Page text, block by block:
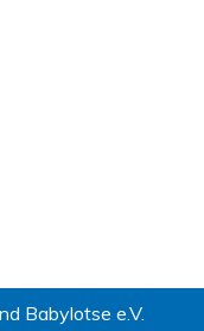
Babylotse e.V.